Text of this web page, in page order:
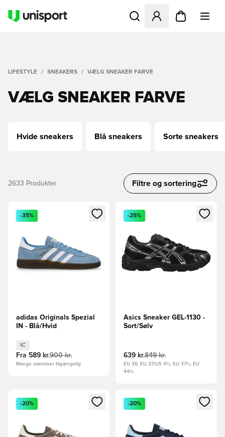
Åbner en Modal til at
LIFESTYLE SNEAKERS VÆLG SNEAKER FARVE
VÆLG SNEAKER FARVE
Hvide sneakers Blå sneakers Sorte sneakers
2633 Produkter Filtre og sortering
Åbner en Modal til at logge ind eller tilmelde dig som
-35%
adidas Originals Spezial
IN - Blå/Hvid
IC
Fra 589 kr.900 kr.
Mange størrelser tilgængelig
Åbner en Modal til at logge
-25%
Asics Sneaker GEL-1130 -
Sort/Sølv
639 kr.849 kr.
EU 36, EU 37/US 4½, EU 37½, EU
44½
Åbner en Modal til at logge ind eller tilmelde dig som
-20%
Åbner en Modal til at logge
-20%